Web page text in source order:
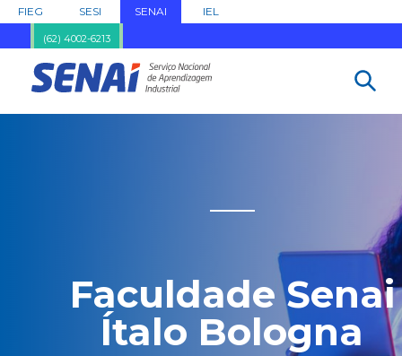
FIEG SESI SENAI IEL
(62) 4002-6213
Faculdade Senai
Ítalo Bologna